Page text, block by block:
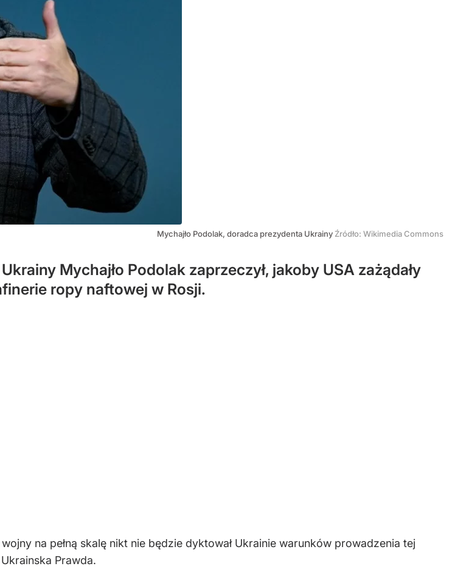
Mychajło Podolak, doradca prezydenta Ukrainy Źródło: Wikimedia Commons
Mychajło Podolak zaprzeczył, jakoby USA zażądały
ropy naftowej w Rosji.
na pełną skalę nikt nie będzie dyktował Ukrainie warunków prowadzenia tej
Prawda.